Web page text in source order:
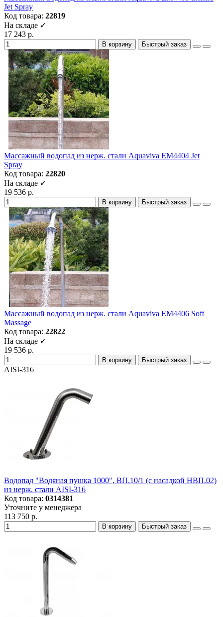
Jet Spray
Код товара: 22819
На складе ✓
17 243 р.
В корзину Быстрый заказ
Массажный водопад из нерж. стали Aquaviva EM4404 Jet
Spray
Код товара: 22820
На складе ✓
19 536 р.
В корзину Быстрый заказ
Массажный водопад из нерж. стали Aquaviva EM4406 Soft
Massage
Код товара: 22822
На складе ✓
19 536 р.
В корзину Быстрый заказ
AISI-316
Водопад "Водяная пушка 1000", ВП.10/1 (с насадкой НВП.02)
из нерж. стали AISI-316
Код товара: 0314381
Уточните у менеджера
113 750 р.
В корзину Быстрый заказ